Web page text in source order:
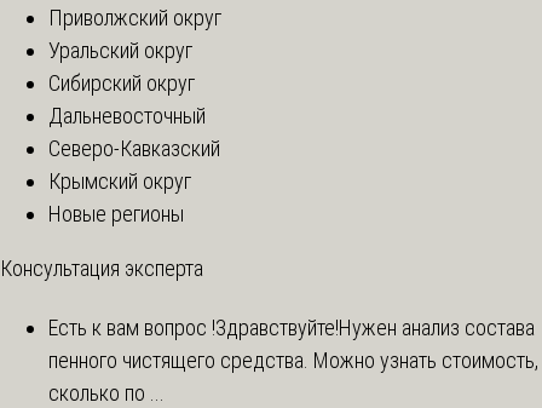
Приволжский округ
Уральский округ
Сибирский округ
Дальневосточный
Северо-Кавказский
Крымский округ
Новые регионы
Консультация эксперта
Есть к вам вопрос !Здравствуйте!Нужен анализ состава
пенного чистящего средства. Можно узнать стоимость,
сколько по ...